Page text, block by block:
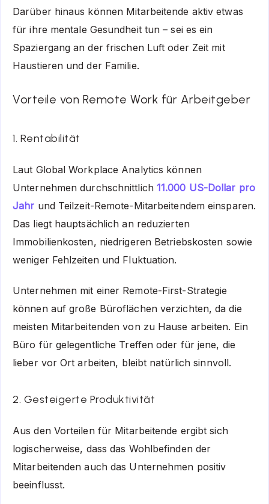
Darüber hinaus können Mitarbeitende aktiv etwas
für ihre mentale Gesundheit tun – sei es ein
Spaziergang an der frischen Luft oder Zeit mit
Haustieren und der Familie.
Vorteile von Remote Work für Arbeitgeber
1. Rentabilität
Laut Global Workplace Analytics können
Unternehmen durchschnittlich 11.000 US-Dollar pro
Jahr und Teilzeit-Remote-Mitarbeitendem einsparen.
Das liegt hauptsächlich an reduzierten
Immobilienkosten, niedrigeren Betriebskosten sowie
weniger Fehlzeiten und Fluktuation.
Unternehmen mit einer Remote-First-Strategie
können auf große Büroflächen verzichten, da die
meisten Mitarbeitenden von zu Hause arbeiten. Ein
Büro für gelegentliche Treffen oder für jene, die
lieber vor Ort arbeiten, bleibt natürlich sinnvoll.
2. Gesteigerte Produktivität
Aus den Vorteilen für Mitarbeitende ergibt sich
logischerweise, dass das Wohlbefinden der
Mitarbeitenden auch das Unternehmen positiv
beeinflusst.